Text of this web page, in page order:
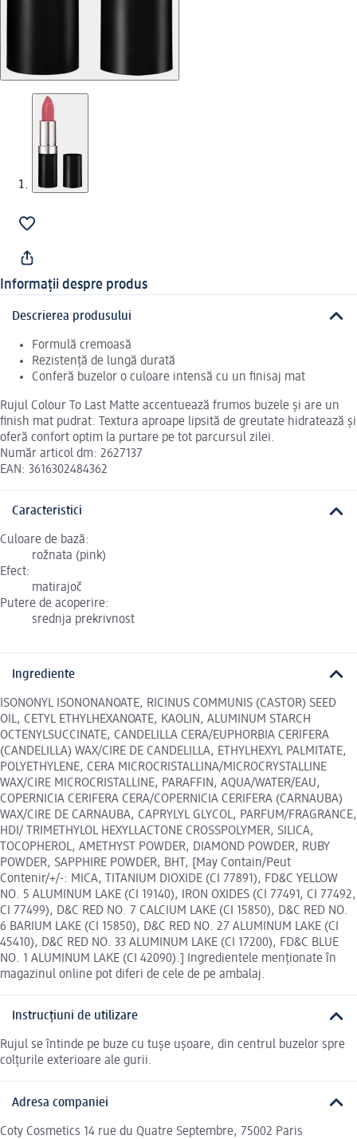
Informații despre produs
Descrierea produsului
Formulă cremoasă
Rezistență de lungă durată
Conferă buzelor o culoare intensă cu un finisaj mat
Rujul Colour To Last Matte accentuează frumos buzele și are un
finish mat pudrat. Textura aproape lipsită de greutate hidratează și
oferă confort optim la purtare pe tot parcursul zilei.
Număr articol dm: 2627137
EAN: 3616302484362
Caracteristici
Culoare de bază:
rožnata (pink)
Efect:
matirajoč
Putere de acoperire:
srednja prekrivnost
Ingrediente
ISONONYL ISONONANOATE, RICINUS COMMUNIS (CASTOR) SEED
OIL, CETYL ETHYLHEXANOATE, KAOLIN, ALUMINUM STARCH
OCTENYLSUCCINATE, CANDELILLA CERA/EUPHORBIA CERIFERA
(CANDELILLA) WAX/CIRE DE CANDELILLA, ETHYLHEXYL PALMITATE,
POLYETHYLENE, CERA MICROCRISTALLINA/MICROCRYSTALLINE
WAX/CIRE MICROCRISTALLINE, PARAFFIN, AQUA/WATER/EAU,
COPERNICIA CERIFERA CERA/COPERNICIA CERIFERA (CARNAUBA)
WAX/CIRE DE CARNAUBA, CAPRYLYL GLYCOL, PARFUM/FRAGRANCE,
HDI/ TRIMETHYLOL HEXYLLACTONE CROSSPOLYMER, SILICA,
TOCOPHEROL, AMETHYST POWDER, DIAMOND POWDER, RUBY
POWDER, SAPPHIRE POWDER, BHT, [May Contain/Peut
Contenir/+/-: MICA, TITANIUM DIOXIDE (CI 77891), FD&C YELLOW
NO. 5 ALUMINUM LAKE (CI 19140), IRON OXIDES (CI 77491, CI 77492,
CI 77499), D&C RED NO. 7 CALCIUM LAKE (CI 15850), D&C RED NO.
6 BARIUM LAKE (CI 15850), D&C RED NO. 27 ALUMINUM LAKE (CI
45410), D&C RED NO. 33 ALUMINUM LAKE (CI 17200), FD&C BLUE
NO. 1 ALUMINUM LAKE (CI 42090).] Ingredientele menționate în
magazinul online pot diferi de cele de pe ambalaj.
Instrucțiuni de utilizare
Rujul se întinde pe buze cu tușe ușoare, din centrul buzelor spre
colțurile exterioare ale gurii.
Adresa companiei
Coty Cosmetics 14 rue du Quatre Septembre, 75002 Paris